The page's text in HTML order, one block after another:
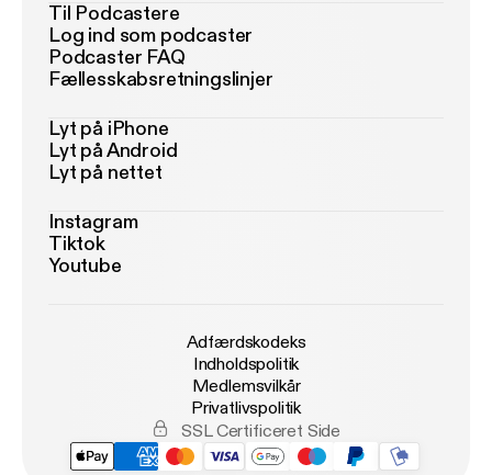
Til Podcastere
Log ind som podcaster
Podcaster FAQ
Fællesskabsretningslinjer
Lyt på iPhone
Lyt på Android
Lyt på nettet
Instagram
Tiktok
Youtube
Adfærdskodeks
Indholdspolitik
Medlemsvilkår
Privatlivspolitik
SSL Certificeret Side